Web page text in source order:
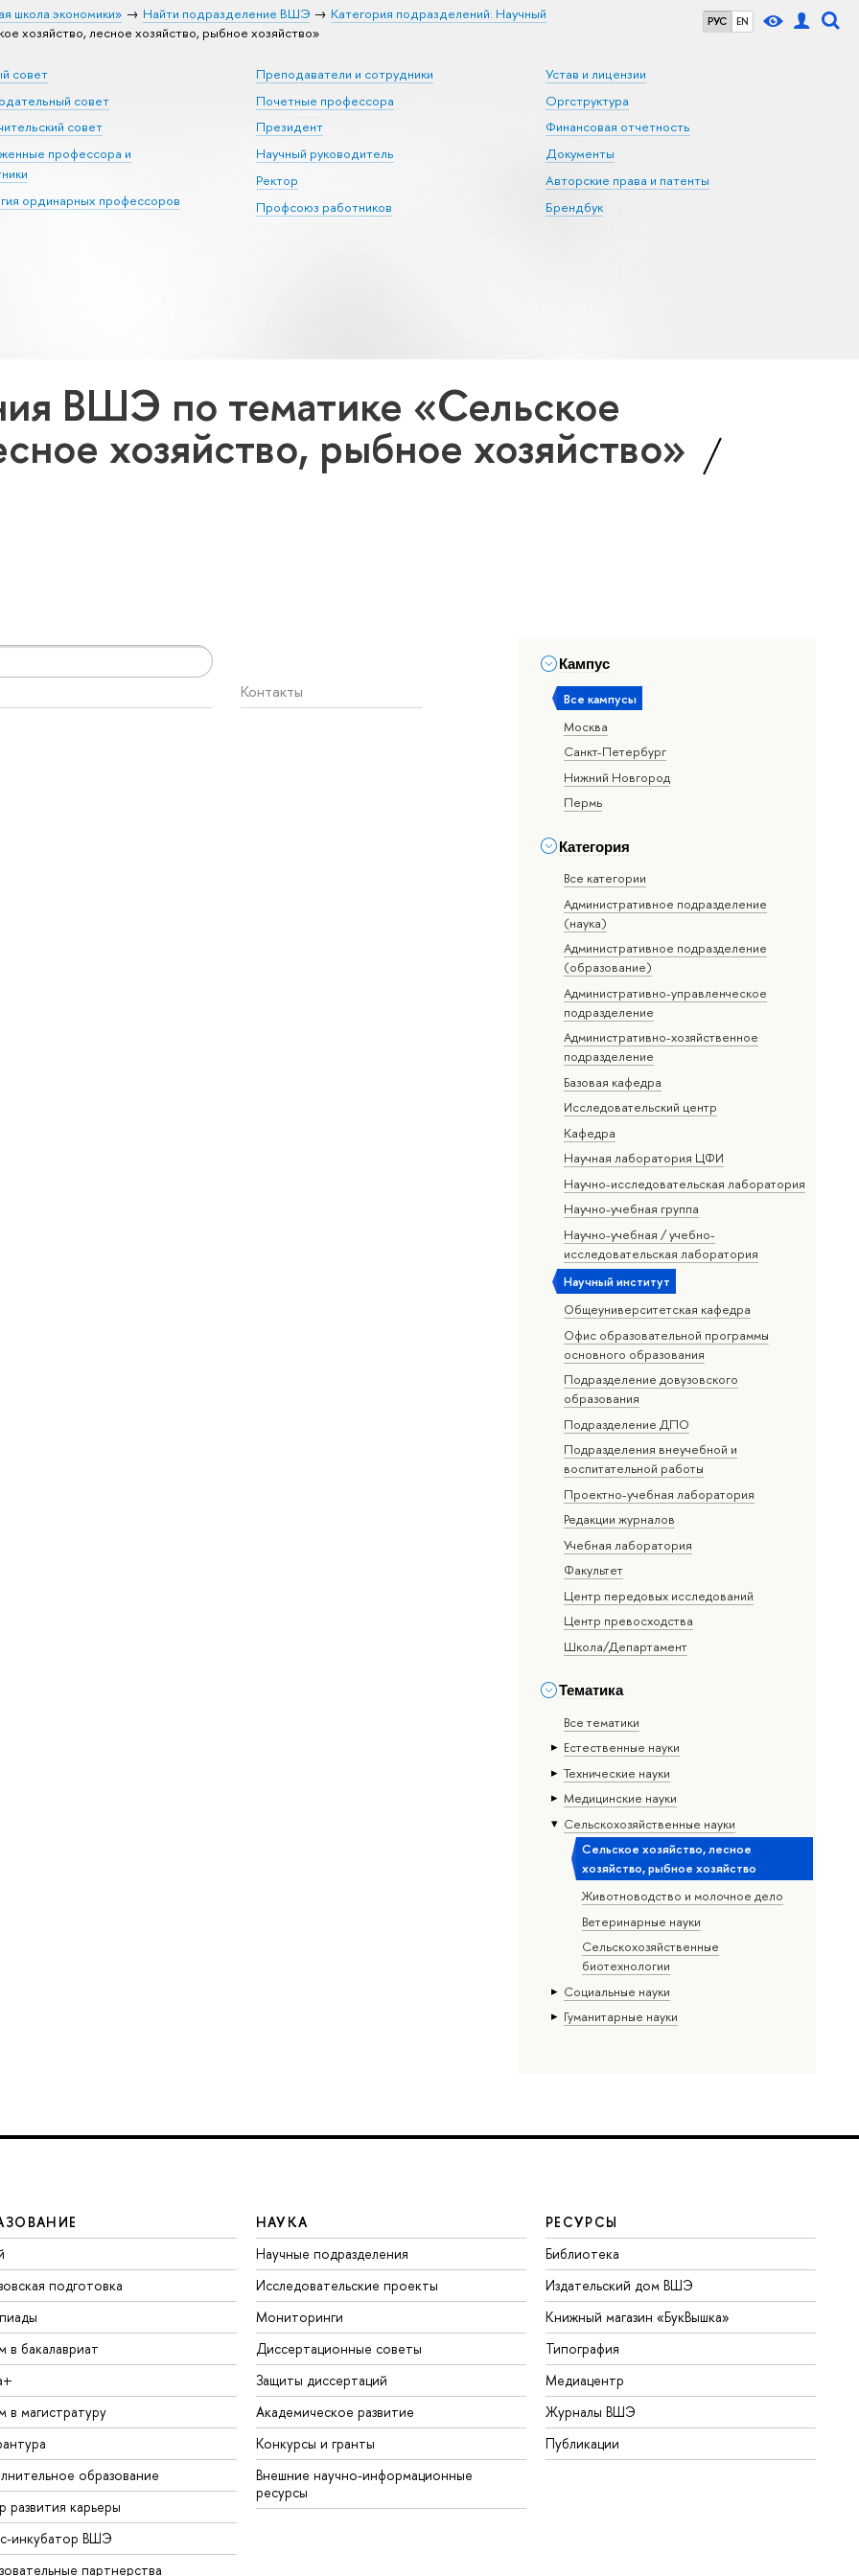
РУС EN
школа экономики» Найти подразделение ВШЭ
Категория подразделений: Научный
хозяйство, лесное хозяйство, рыбное хозяйство»
совет
совет
совет
профессора и
ординарных профессоров
Преподаватели и сотрудники
Почетные профессора
Президент
Научный руководитель
Ректор
Профсоюз работников
Устав и лицензии
Оргструктура
Финансовая отчетность
Документы
Авторские права и патенты
Брендбук
ВШЭ по тематике «Сельское
хозяйство, рыбное хозяйство»
Кампус
Все кампусы
Москва
Санкт-Петербург
Нижний Новгород
Пермь
Категория
Все категории
Административное подразделение
(наука)
Административное подразделение
(образование)
Административно-управленческое
подразделение
Административно-хозяйственное
подразделение
Базовая кафедра
Исследовательский центр
Кафедра
Научная лаборатория ЦФИ
Научно-исследовательская лаборатория
Научно-учебная группа
Научно-учебная / учебно-
исследовательская лаборатория
Научный институт
Общеуниверситетская кафедра
Офис образовательной программы
основного образования
Подразделение довузовского
образования
Подразделение ДПО
Подразделения внеучебной и
воспитательной работы
Проектно-учебная лаборатория
Редакции журналов
Учебная лаборатория
Факультет
Центр передовых исследований
Центр превосходства
Школа/Департамент
Тематика
Все тематики
Естественные науки
Тех­ничес­кие науки
Медицинские науки
Сельскохозяйственные науки
Сельское хозяйство, лесное
хозяйство, рыбное хозяйство
Животноводство и молочное дело
Ветеринарные науки
Сельскохозяйственные
биотехнологии
Социальные науки
Гуманитарные науки
Контакты
подготовка
в бакалавриат
в магистратуру
образование
развития карьеры
инкубатор ВШЭ
партнерства
НАУКА
Научные подразделения
Исследовательские проекты
Мониторинги
Диссертационные советы
Защиты диссертаций
Академическое развитие
Конкурсы и гранты
Внешние научно-информационные
ресурсы
РЕСУРСЫ
Библиотека
Издательский дом ВШЭ
Книжный магазин «БукВышка»
Типография
Медиацентр
Журналы ВШЭ
Публикации